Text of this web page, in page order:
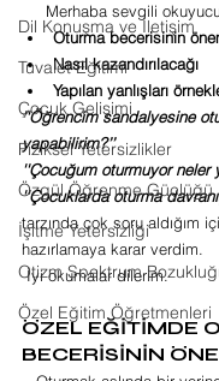
Dil Konuşma ve İletişim
Tuvalet Eğitimi
Çocuk Gelişimi
Fiziksel Yetersizlikler
Özgül Öğrenme Güçlüğü
İşitme Yetersizliği
Otizm Spektrum
Özel Eğitim Öğretmenleri
Merhaba sevgili
Oturma becerisinin
Nasıl kazandırılacağı
Yapılan yanlışları
''Öğrencim sandalyesine
yapabilirim?’’
''Çocuğum oturmuyor neler
''Çocuklarda oturma
tarzında çok soru aldığım
hazırlamaya karar verdim.
İyi okumalar dilerim.
ÖZEL EĞİTİMDE
BECERİSİNİN